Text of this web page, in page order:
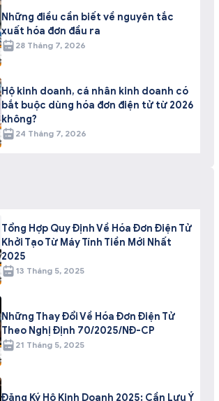
Những điều cần biết về nguyên tắc
xuất hóa đơn đầu ra
28 Tháng 7, 2026
Hộ kinh doanh, cá nhân kinh doanh có
bắt buộc dùng hóa đơn điện tử từ 2026
không?
24 Tháng 7, 2026
Tổng Hợp Quy Định Về Hóa Đơn Điện Tử
Khởi Tạo Từ Máy Tính Tiền Mới Nhất
2025
13 Tháng 5, 2025
Những Thay Đổi Về Hóa Đơn Điện Tử
Theo Nghị Định 70/2025/NĐ-CP
21 Tháng 5, 2025
Đăng Ký Hộ Kinh Doanh 2025: Cần Lưu Ý